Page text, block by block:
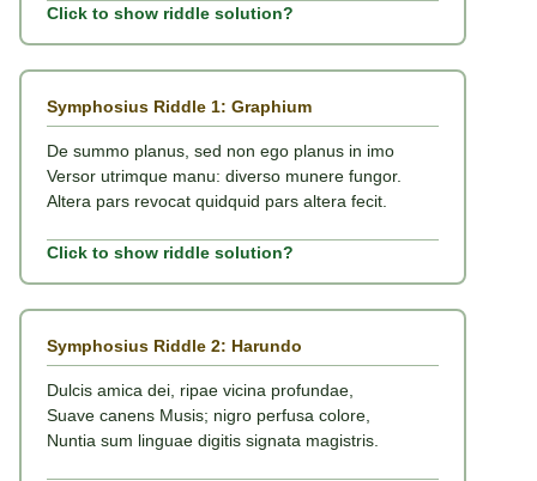
Click to show riddle solution?
Symphosius Riddle 1: Graphium
De summo planus, sed non ego planus in imo
Versor utrimque manu: diverso munere fungor.
Altera pars revocat quidquid pars altera fecit.
Click to show riddle solution?
Symphosius Riddle 2: Harundo
Dulcis amica dei, ripae vicina profundae,
Suave canens Musis; nigro perfusa colore,
Nuntia sum linguae digitis signata magistris.